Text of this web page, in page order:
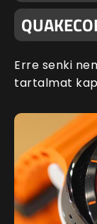
Erre senki
tartalmat